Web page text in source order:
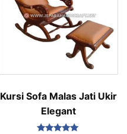
Kursi Sofa Malas Jati Ukir
Elegant